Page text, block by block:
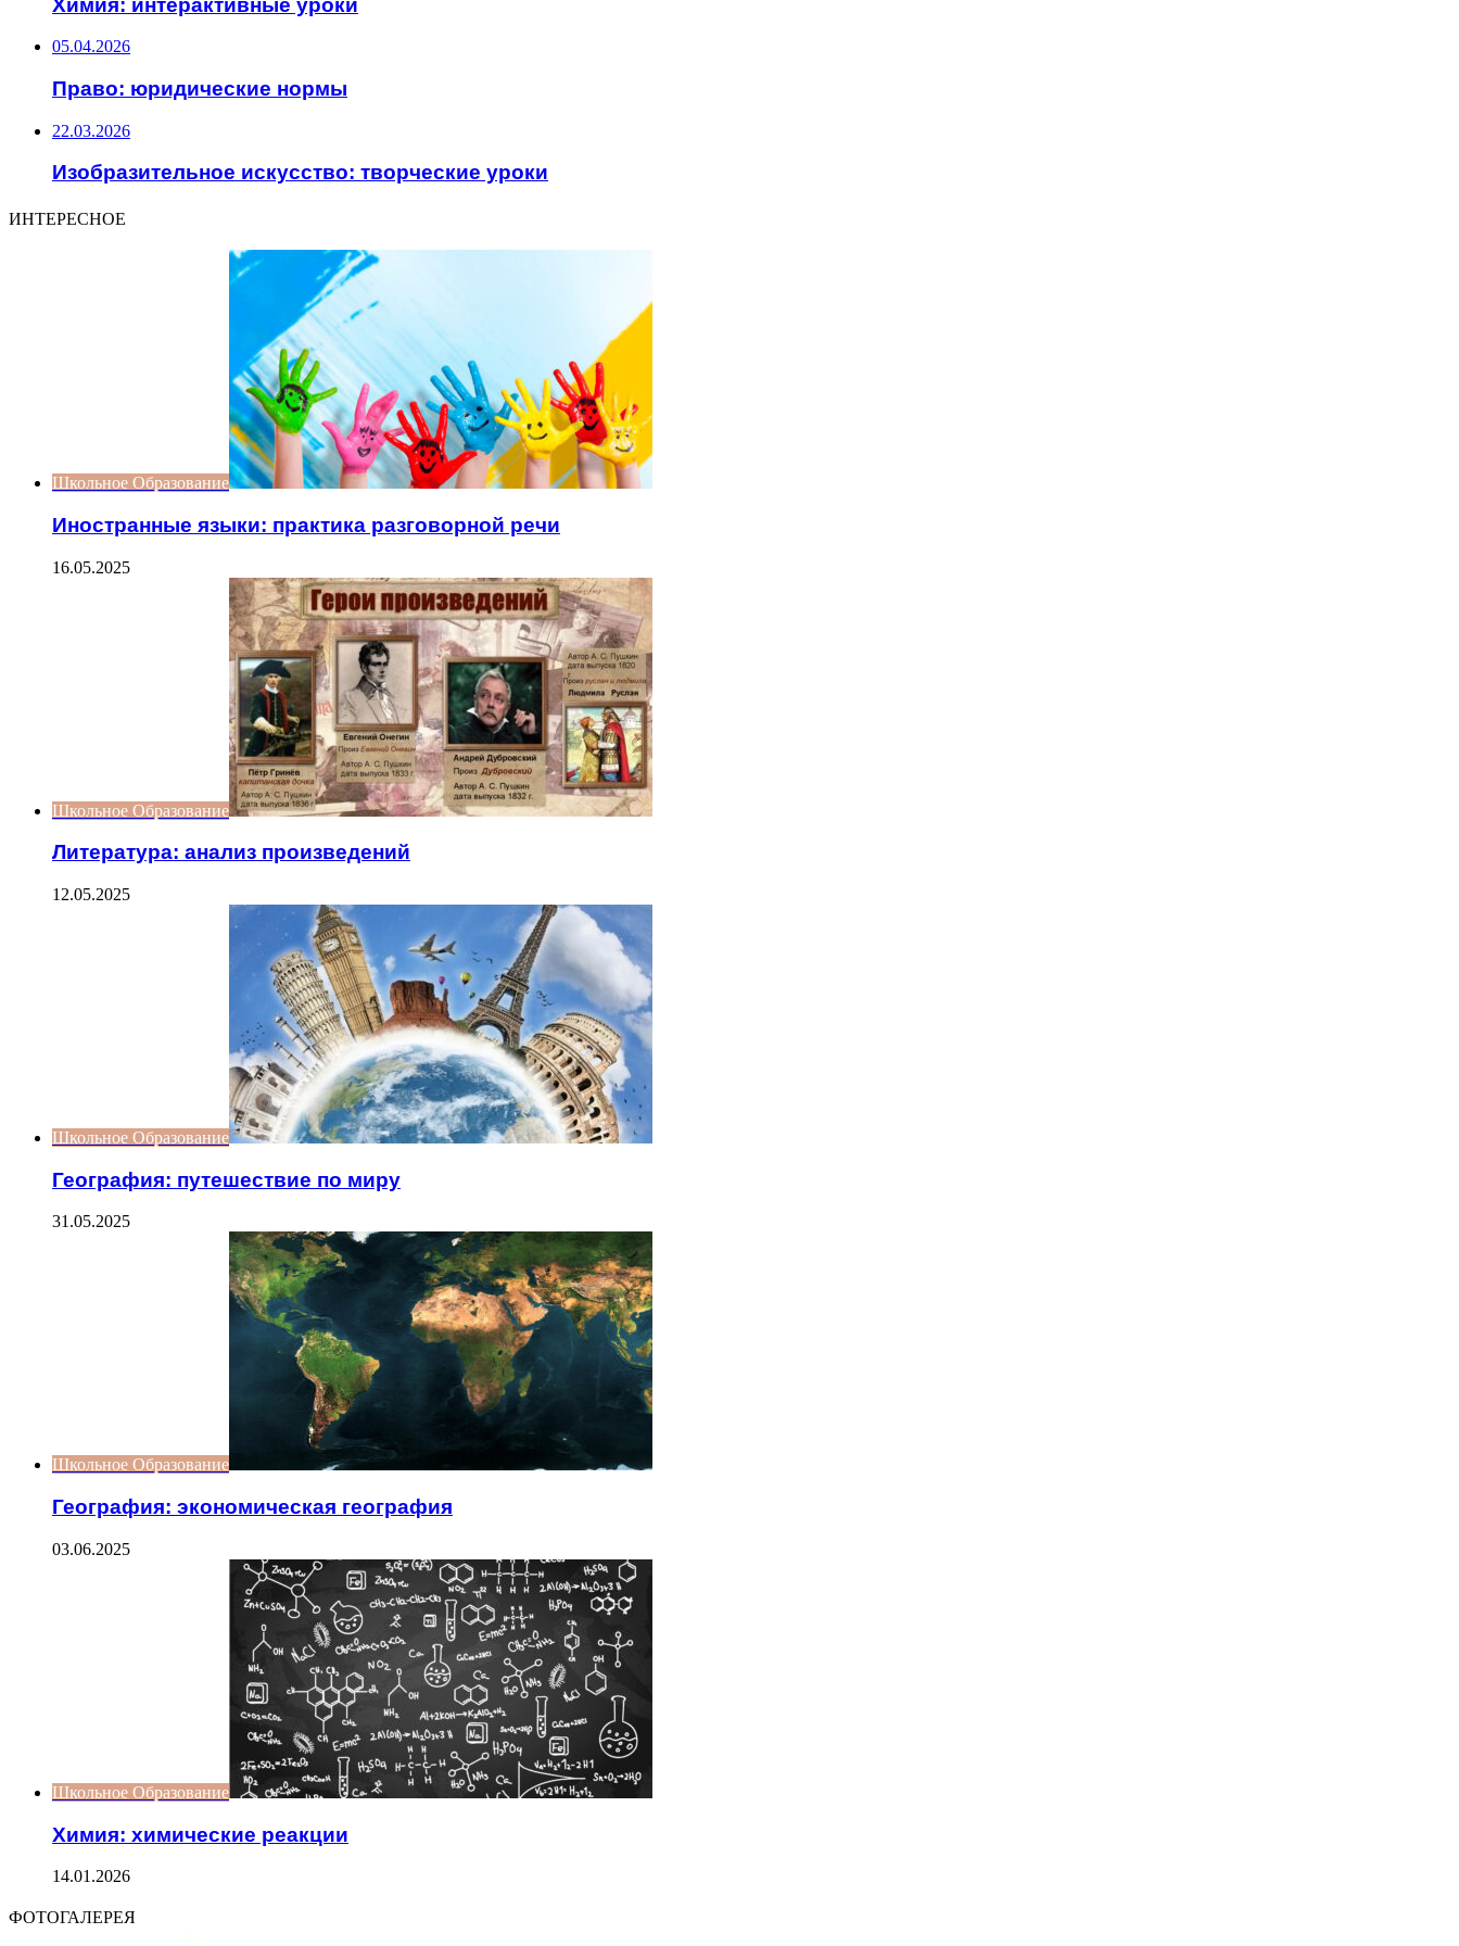
05.04.2026
Право: юридические нормы
22.03.2026
Изобразительное искусство: творческие уроки
ИНТЕРЕСНОЕ
Школьное Образование
Иностранные языки: практика разговорной речи
16.05.2025
Школьное Образование
Литература: анализ произведений
12.05.2025
Школьное Образование
География: путешествие по миру
31.05.2025
Школьное Образование
География: экономическая география
03.06.2025
Школьное Образование
Химия: химические реакции
14.01.2026
ФОТОГАЛЕРЕЯ